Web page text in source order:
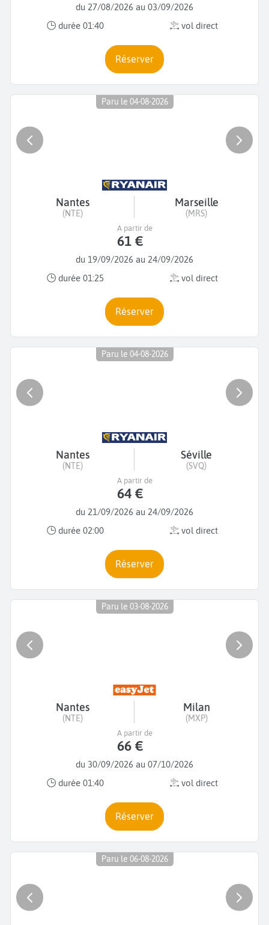
du 27/08/2026 au 03/09/2026
durée 01:40
vol direct
Réserver
Paru le 04-08-2026
Nantes
(NTE)
Marseille
(MRS)
du 19/09/2026 au 24/09/2026
durée 01:25
vol direct
A partir de
61 €
Réserver
Paru le 04-08-2026
Nantes
(NTE)
Séville
(SVQ)
du 21/09/2026 au 24/09/2026
durée 02:00
vol direct
A partir de
64 €
Réserver
Paru le 03-08-2026
Nantes
(NTE)
Milan
(MXP)
du 30/09/2026 au 07/10/2026
durée 01:40
vol direct
A partir de
66 €
Réserver
Paru le 06-08-2026